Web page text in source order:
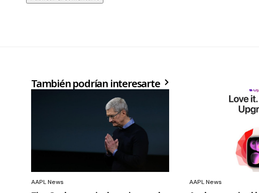
También podrían interesarte
AAPL News AAPL News